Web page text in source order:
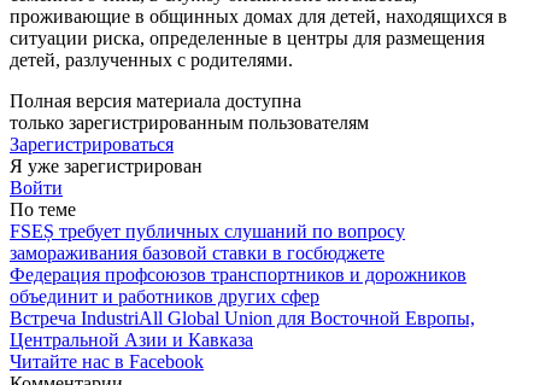
проживающие в общинных домах для детей, находящихся в
ситуации риска, определенные в центры для размещения
детей, разлученных с ро­дителями.
Полная версия материала доступна
только зарегистрированным пользователям
Зарегистрироваться
Я уже зарегистрирован
Войти
По теме
FSEȘ требует публичных слушаний по вопросу
замораживания базовой ставки в госбюджете
Федерация профсоюзов транспортников и дорожников
объединит и работников других сфер
Встреча IndustriAll Global Union для Восточной Европы,
Центральной Азии и Кавказа
Читайте нас в Facebook